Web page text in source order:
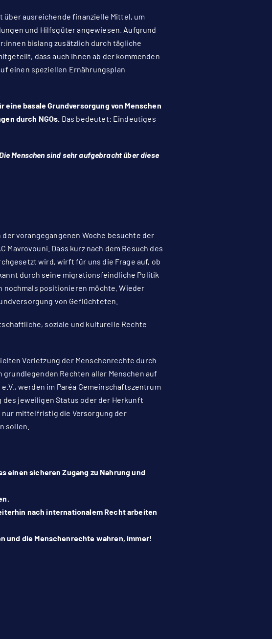
über ausreichende finanzielle Mittel, um
und Hilfsgüter angewiesen. Aufgrund
bislang zusätzlich durch tägliche
dass auch ihnen ab der kommenden
einen speziellen Ernährungsplan
basale Grundversorgung von Menschen
durch NGOs. Das bedeutet: Eindeutiges
Menschen sind sehr aufgebracht über diese
vorangegangenen Woche besuchte der
Dass kurz nach dem Besuch des
wird, wirft für uns die Frage auf, ob
durch seine migrationsfeindliche Politik
nochmals positionieren möchte. Wieder
von Geflüchteten.
soziale und kulturelle Rechte
Verletzung der Menschenrechte durch
Rechten aller Menschen auf
werden im Paréa Gemeinschaftszentrum
jeweiligen Status oder der Herkunft
nur mittelfristig die Versorgung der
sollen.
einen sicheren Zugang zu Nahrung und
nach internationalem Recht arbeiten
und die Menschenrechte wahren, immer!